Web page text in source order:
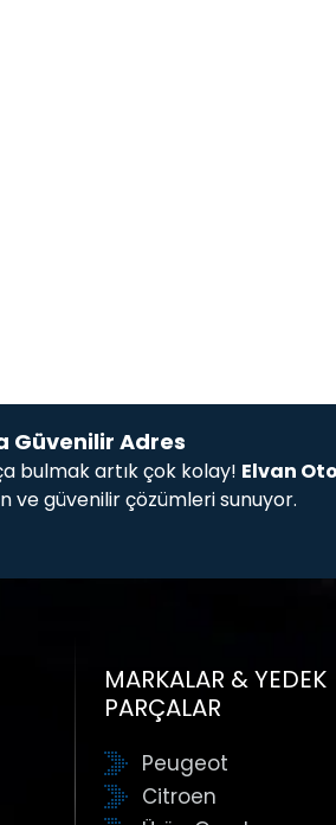
Güvenilir Adres
bulmak artık çok kolay! Elvan
ve güvenilir çözümleri sunuyor.
sistemlerinden jant ve
arayın, ister ateşleme sistemi
orijinal çıkma parçalar.
uyum sağlamak üzere sunulur.
politikası.
parçayı bulan profesyonel bir ekip.
MARKALAR & YEDEK
PARÇALAR
Peugeot
Citroen